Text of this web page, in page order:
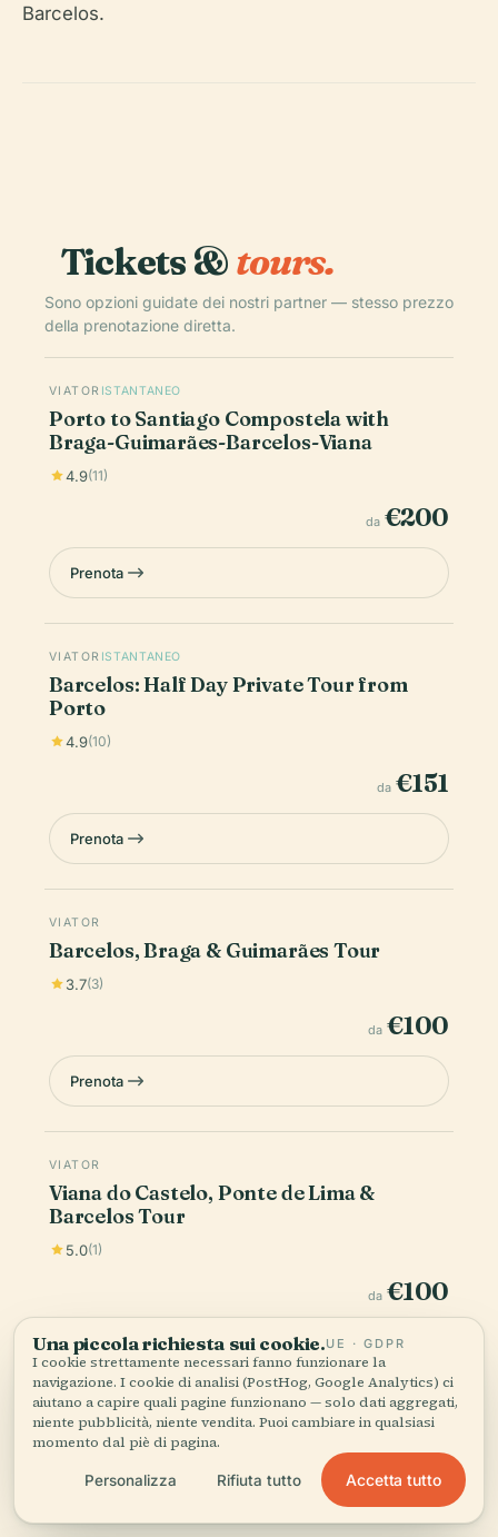
Barcelos.
Tickets &tours.
Sono opzioni guidate dei nostri partner — stesso prezzo
della prenotazione diretta.
VIATOR ISTANTANEO
Porto to Santiago Compostela with
Braga-Guimarães-Barcelos-Viana
4.9(11)
da €200
Prenota
VIATOR ISTANTANEO
Barcelos: Half Day Private Tour from
Porto
4.9(10)
da €151
Prenota
VIATOR
Barcelos, Braga & Guimarães Tour
3.7(3)
da €100
Prenota
VIATOR
Viana do Castelo, Ponte de Lima &
Barcelos Tour
5.0(1)
da €100
Prenota
VIATORISTANTANEO
Viana do Castelo + Ponte de Lima +
Barcelos - Full Day/from Porto
Una piccola richiesta sui cookie.UE · GDPR
I cookie strettamente necessari fanno funzionare la
navigazione. I cookie di analisi (PostHog, Google Analytics) ci
aiutano a capire quali pagine funzionano — solo dati aggregati,
niente pubblicità, niente vendita. Puoi cambiare in qualsiasi
momento dal piè di pagina.
Personalizza Rifiuta tutto Accetta tutto